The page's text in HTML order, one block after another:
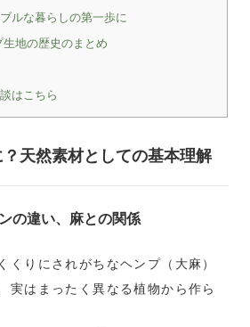
ルな暮らしの第一歩に
地の歴史のまとめ
はこちら
天然素材としての基本理解
の違い、麻との関係
くりにされがちなヘンプ（大麻）
実はまったく異なる植物から作ら